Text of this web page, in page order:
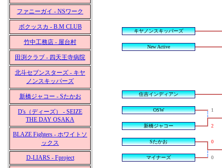
ファニーガイ - NSワーク
ボクッスカ - B.M CLUB
竹中工務店 - 屋台村
田渕クラブ - 四天王寺病院
北斗セブンスターズ - キヤ
ノンスキッパーズ
新橋ジャコー - Sたかお
D's（ディーズ） - SEIZE
THE DAY OSAKA
BLAZE Fighters - ホワイトソ
ックス
D-LIARS - Fproject
キヤノンスキッパーズ
New Active
住吉インディアン
OSW 1
新橋ジャコー 2
Sたかお 0
マイナーズ 0